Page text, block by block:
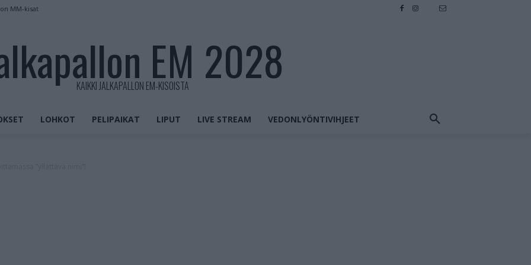
MM-kisat
EM 2028
KAIKKI JALKAPALLON EM-KISOISTA
LOHKOT PELIPAIKAT LIPUT LIVE STREAM VEDONLYÖNTIVIHJEET